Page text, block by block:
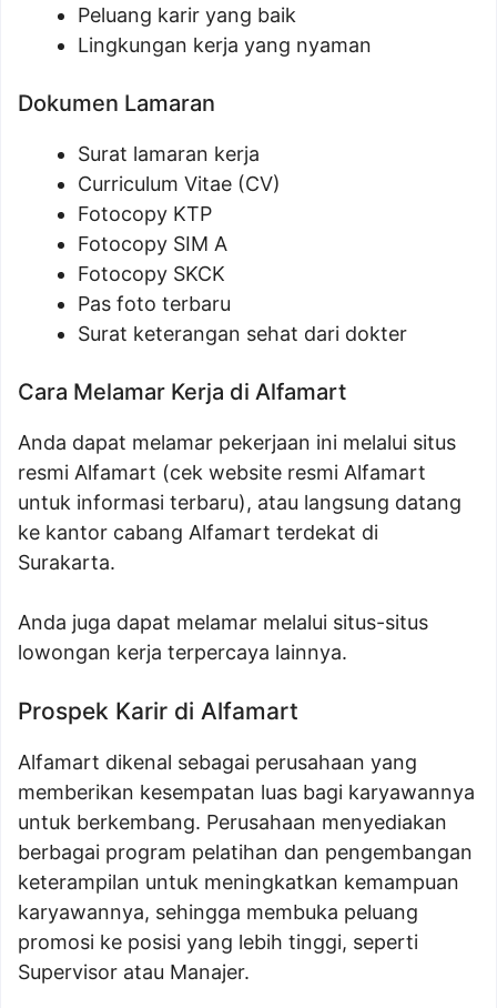
Peluang karir yang baik
Lingkungan kerja yang nyaman
Dokumen Lamaran
Surat lamaran kerja
Curriculum Vitae (CV)
Fotocopy KTP
Fotocopy SIM A
Fotocopy SKCK
Pas foto terbaru
Surat keterangan sehat dari dokter
Cara Melamar Kerja di Alfamart
Anda dapat melamar pekerjaan ini melalui situs
resmi Alfamart (cek website resmi Alfamart
untuk informasi terbaru), atau langsung datang
ke kantor cabang Alfamart terdekat di
Surakarta.
Anda juga dapat melamar melalui situs-situs
lowongan kerja terpercaya lainnya.
Prospek Karir di Alfamart
Alfamart dikenal sebagai perusahaan yang
memberikan kesempatan luas bagi karyawannya
untuk berkembang. Perusahaan menyediakan
berbagai program pelatihan dan pengembangan
keterampilan untuk meningkatkan kemampuan
karyawannya, sehingga membuka peluang
promosi ke posisi yang lebih tinggi, seperti
Supervisor atau Manajer.